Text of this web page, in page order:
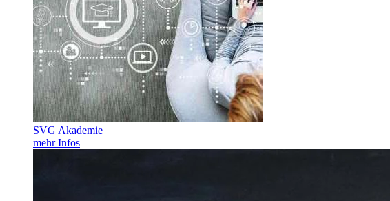
SVG Akademie
mehr Infos